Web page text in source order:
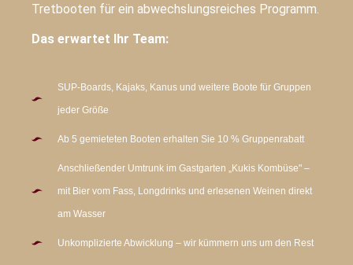
Tretbooten für ein abwechslungsreiches Programm.
Das erwartet Ihr Team:
SUP-Boards, Kajaks, Kanus und weitere Boote für Gruppen
jeder Größe
Ab 5 gemieteten Booten erhalten Sie 10 % Gruppenrabatt
Anschließender Umtrunk im Gastgarten „Kukis Kombüse" –
mit Bier vom Fass, Longdrinks und erlesenen Weinen direkt
am Wasser
Unkomplizierte Abwicklung – wir kümmern uns um den Rest